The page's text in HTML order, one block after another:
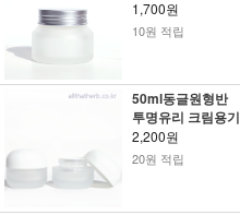
1,700원
10원 적립
50ml동글원형반
투명유리 크림용기
2,200원
20원 적립